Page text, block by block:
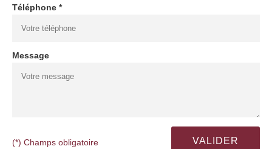
Téléphone *
Message
(*) Champs obligatoire